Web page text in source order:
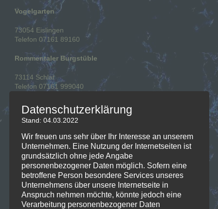
Vogelgarten
73054 Eislingen
Telefon 07161 89160
Rommentaler Burgstüble
73114 Schlat
Telefon 07161 999040
Sonnenhalde Bad Boll
73087 Bad Boll
Telefon 07164 94030
Seminaris Bad Boll
73087 Bad Boll
Telefon 07164 8050
Rosenau Bad Boll
Datenschutzerklärung
Stand: 04.03.2022
Wir freuen uns sehr über Ihr Interesse an unserem
Unternehmen. Eine Nutzung der Internetseiten ist
grundsätzlich ohne jede Angabe
personenbezogener Daten möglich. Sofern eine
betroffene Person besondere Services unseres
Unternehmens über unsere Internetseite in
Anspruch nehmen möchte, könnte jedoch eine
Verarbeitung personenbezogener Daten